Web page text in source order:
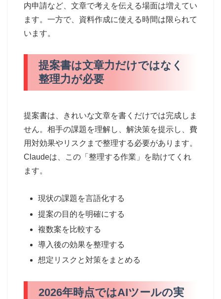
内申請など、文章で考えを伝える場面は増えてい
ます。一方で、資料作成に使える時間は限られて
います。
提案書は文章力だけではなく
整理力が必要
提案書は、きれいな文章を書くだけでは完成しま
せん。相手の課題を理解し、解決策を提示し、費
用対効果やリスクまで整理する必要があります。
Claudeは、この「整理する作業」を助けてくれ
ます。
現状の課題を言語化する
提案の目的を明確にする
複数案を比較する
導入後の効果を整理する
想定リスクと対策をまとめる
2026年時点ではAIツールの実